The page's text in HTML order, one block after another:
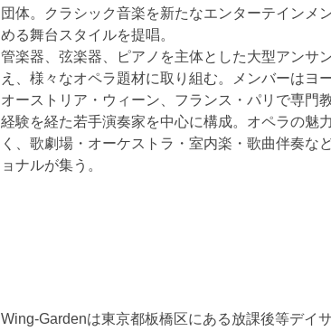
団体。クラシック音楽を新たなエンターテインメ
める舞台スタイルを提唱。
管楽器、弦楽器、ピアノを主体とした大型アンサ
え、様々なオペラ題材に取り組む。メンバーはヨ
オーストリア・ウィーン、フランス・パリで専門
経験を経た若手演奏家を中心に構成。オペラの魅
く、歌劇場・オーケストラ・室内楽・歌曲伴奏な
ョナルが集う。
Wing-Gardenは東京都板橋区にある放課後等デイ